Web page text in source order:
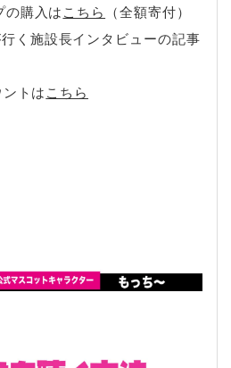
の購入はこちら （全額寄付）
く施設長インタビューの記事
トはこちら